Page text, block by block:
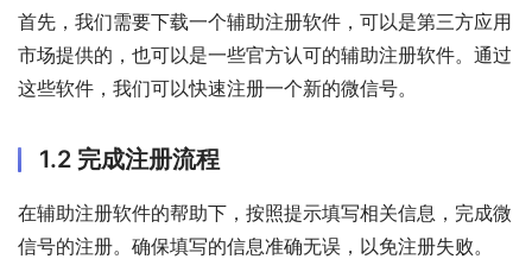
首先，我们需要下载一个辅助注册软件，可以是第三方应用
市场提供的，也可以是一些官方认可的辅助注册软件。通过
这些软件，我们可以快速注册一个新的微信号。
1.2 完成注册流程
在辅助注册软件的帮助下，按照提示填写相关信息，完成微
信号的注册。确保填写的信息准确无误，以免注册失败。